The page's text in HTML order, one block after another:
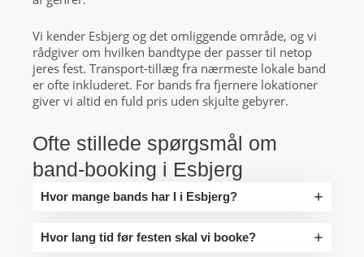
Vi kender Esbjerg og det omliggende område, og vi
rådgiver om hvilken bandtype der passer til netop
jeres fest. Transport-tillæg fra nærmeste lokale band
er ofte inkluderet. For bands fra fjernere lokationer
giver vi altid en fuld pris uden skjulte gebyrer.
Ofte stillede spørgsmål om
band-booking i Esbjerg
Hvor mange bands har I i Esbjerg?
Hvor lang tid før festen skal vi booke?